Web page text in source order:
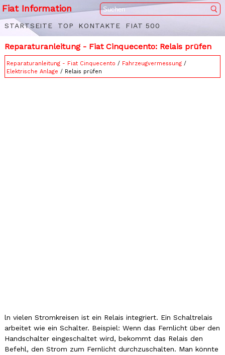
Fiat Information
STARTSEITE TOP KONTAKTE FIAT 500
Reparaturanleitung - Fiat Cinquecento: Relais prüfen
Reparaturanleitung - Fiat Cinquecento / Fahrzeugvermessung/
Elektrische Anlage / Relais prüfen
ln vielen Stromkreisen ist ein Relais integriert. Ein Schaltrelais
arbeitet wie ein Schalter. Beispiel: Wenn das Fernlicht über den
Handschalter eingeschaltet wird, bekommt das Relais den
Befehl, den Strom zum Fernlicht durchzuschalten. Man könnte